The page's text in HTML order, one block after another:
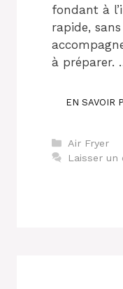
fondant à
rapide,
à préparer.
EN SAVOIR
Catégories
Air Fryer
Laisser un